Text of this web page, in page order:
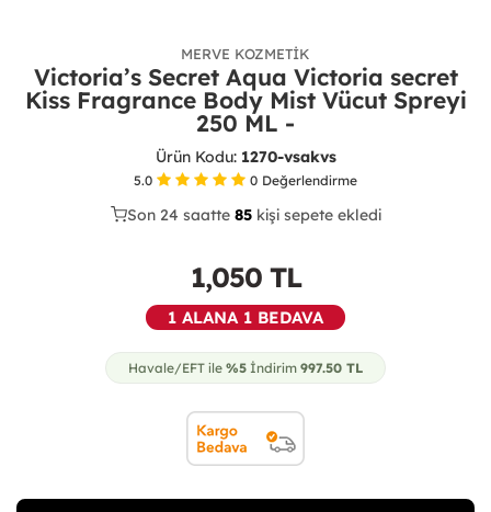
MERVE KOZMETIK
Victoria’s Secret Aqua Victoria secret
Kiss Fragrance Body Mist Vücut Spreyi
250 ML -
Ürün Kodu: 1270-vsakvs
5.0 0 Değerlendirme
41
Son 24 saatte 88 kişi sepete ekledi
25
1,050TL
1 ALANA 1 BEDAVA
Havale/EFT ile %5 İndirim 997.50 TL